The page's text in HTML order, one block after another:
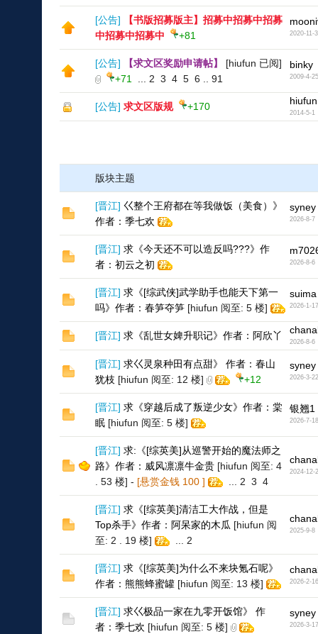
[公告]
【书版招募版主】招募中招募中招募
中招募中招募中
+81 2020-11-
[公告] 【求文区奖励申请帖】
[hiufun 已阅]
+71
2 3 4 5 6 91
binky
2009-4-25
[公告] 求文区版规 +170 hiufun
2014-5-1
版块主题
[晋江] 巜整个王府都在等我做饭（美食）》
作者：季七欢
syney
2026-8-7
[晋江] 求《今天还不可以造反吗???》作
者：初云之初
2026-8-6
[晋江] 求《[综武侠]武学助手也能天下第一
吗》作者：春笋夺笋 [hiufun 阅至: 5 楼]
suima
2026-1-17
[晋江] 求《乱世女婢升职记》作者：阿欣丫
2026-8-6
[晋江] 求巜灵泉种田有点甜》 作者：春山
犹枝 [hiufun 阅至: 12 楼] +12
syney
2026-3-22
[晋江] 求《穿越后成了叛逆少女》作者：棠
眠 [hiufun 阅至: 5 楼]
银翘1
2026-7-18
[晋江] 求:《[综英美]从巡警开始的魔法师之
路》作者：威风凛凛牛金贵 [hiufun 阅至: 4
. 53 楼] - [悬赏金钱 100] 2 3 4
2024-12-
[晋江] 求《[综英美]清洁工大作战，但是
Top杀手》作者：阿呆家的木瓜 [hiufun 阅
至: 2 . 19 楼]
2
2025-9-8
[晋江] 求《[综英美]为什么不来块氪石呢》
作者：熊熊蜂蜜罐 [hiufun 阅至: 13 楼] 2026-2-16
[晋江] 求巜极品一家在九零开饭馆》 作
者：季七欢 [hiufun 阅至: 5 楼]
syney
2026-3-17